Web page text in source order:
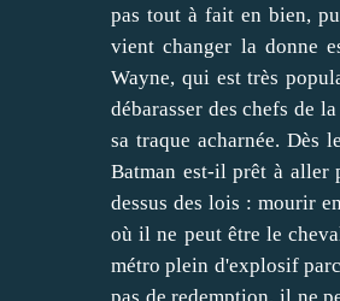
pas tout à fait en bien,
vient changer la donne
Wayne, qui est très
débarasser des chefs de
sa traque acharnée. Dès
Batman est-il prêt à aller
dessus des lois : mourir
où il ne peut être le
métro plein d'explosif